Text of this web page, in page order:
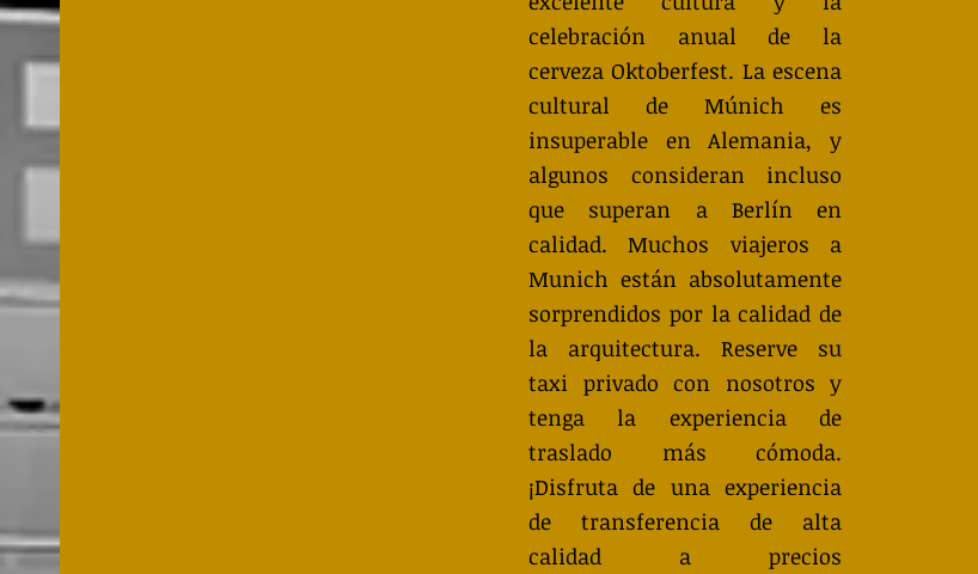
celebración anual de la
cerveza Oktoberfest. La escena
cultural de Múnich es
insuperable en Alemania, y
algunos consideran incluso
que superan a Berlín en
calidad. Muchos viajeros a
Munich están absolutamente
sorprendidos por la calidad de
la arquitectura. Reserve su
taxi privado con nosotros y
tenga la experiencia de
traslado más cómoda.
¡Disfruta de una experiencia
de transferencia de alta
calidad a precios